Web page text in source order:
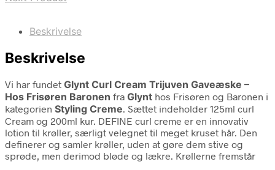
Beskrivelse
Beskrivelse
Vi har fundet Glynt Curl Cream Trijuven Gaveæske –
Hos Frisøren Baronen fra Glynt hos Frisøren og Baronen i
kategorien Styling Creme. Sættet indeholder 125ml curl
Cream og 200ml kur. DEFINE curl creme er en innovativ
lotion til krøller, særligt velegnet til meget kruset hår. Den
definerer og samler krøller, uden at gøre dem stive og
sprøde, men derimod bløde og lækre. Krøllerne fremstår